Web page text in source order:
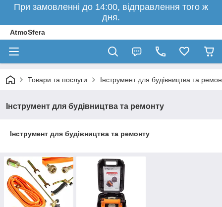
При замовленні до 14:00, відправлення того ж
дня.
AtmoSfera
Товари та послуги Інструмент для будівництва та
Інструмент для будівництва та ремонту
Інструмент для будівництва та ремонту